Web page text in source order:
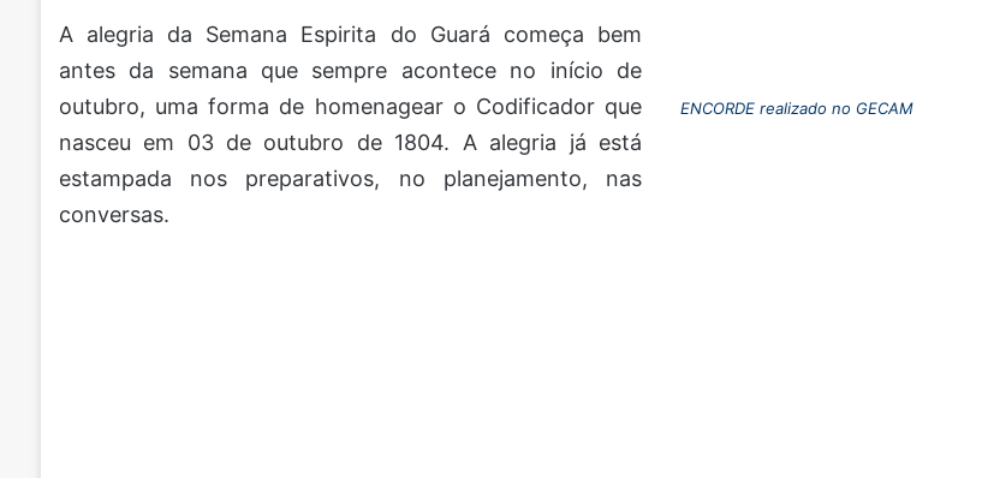
ENCORDE realizado no GECAM
A alegria da Semana Espirita do Guará começa bem
antes da semana que sempre acontece no início de
outubro, uma forma de homenagear o Codificador que
nasceu em 03 de outubro de 1804. A alegria já está
estampada nos preparativos, no planejamento, nas
conversas.